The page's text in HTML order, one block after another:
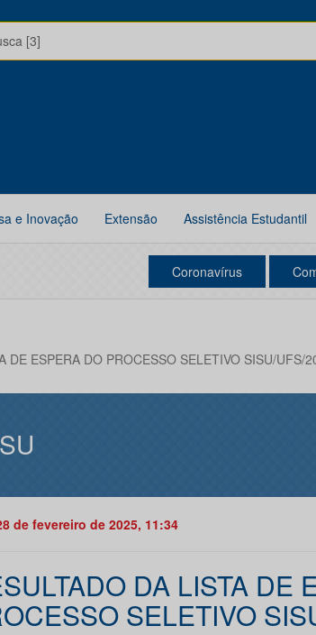
[3]
e Inovação Extensão Assistência Estudantil
Coronavírus
DE ESPERA DO PROCESSO SELETIVO SISU/UFS/
de fevereiro de 2025, 11:34
DA LISTA DE
SELETIVO